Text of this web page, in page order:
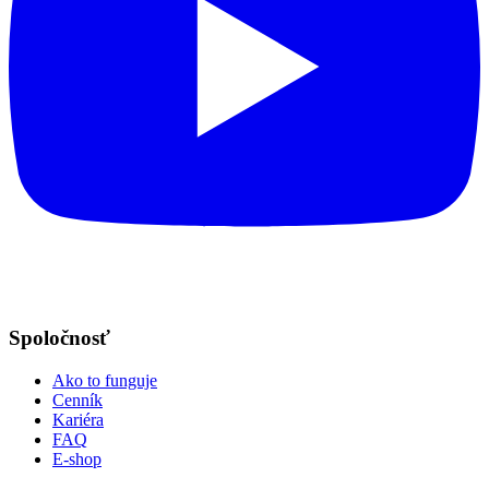
Spoločnosť
Ako to funguje
Cenník
Kariéra
FAQ
E-shop